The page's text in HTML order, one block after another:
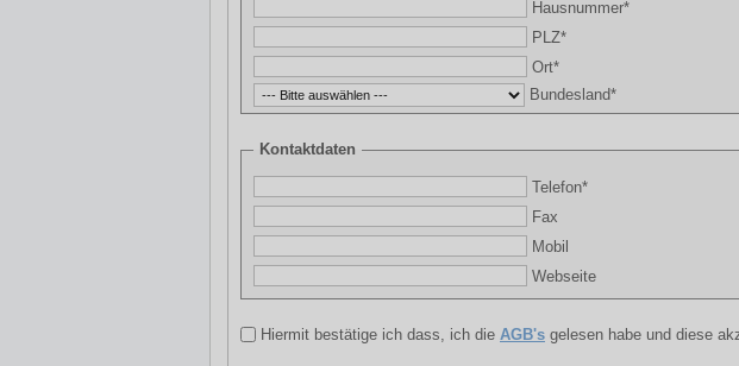
Hausnummer*
PLZ*
Ort*
Bundesland*
Kontaktdaten
Telefon*
Fax
Mobil
Webseite
Hiermit bestätige ich dass, ich die AGB's gelesen habe und diese